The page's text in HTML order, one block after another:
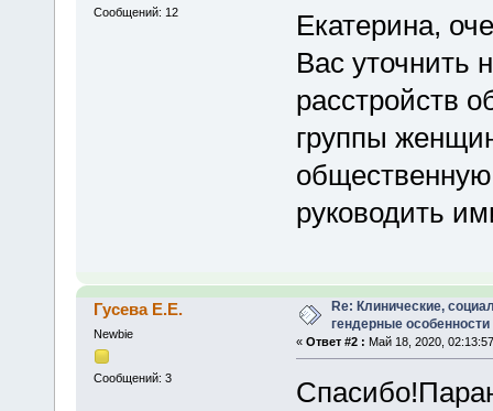
Сообщений: 12
Екатерина,
Вас уточнить
расстройств
группы
руководить
Гусева Е.Е.
Newbie
Сообщений: 3
Re: Клинические,
гендерные особенности
« Ответ #2 : Май 18, 2020,